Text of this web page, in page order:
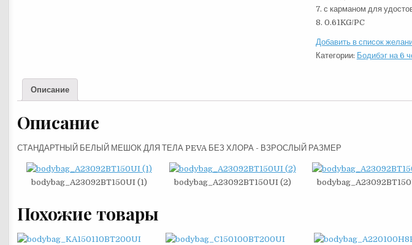
7. с карманом для
8. 0.61KG/PC
Добавить в список
Категории: Бодибэг на 6
Описание
Описание
СТАНДАРТНЫЙ БЕЛЫЙ МЕШОК ДЛЯ ТЕЛА PEVA БЕЗ ХЛОРА - ВЗРОСЛЫЙ РАЗМЕР
bodybag_A23092BT150UI (1) bodybag_A23092BT150UI (2)
Похожие товары